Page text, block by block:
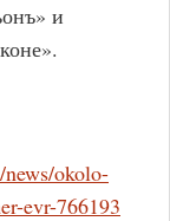
и
okolo-
evr-766193